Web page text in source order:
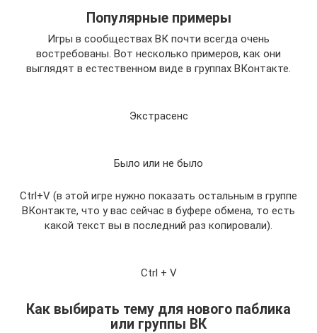
Популярные примеры
Игры в сообществах ВК почти всегда очень
востребованы. Вот несколько примеров, как они
выглядят в естественном виде в группах ВКонтакте.
Экстрасенс
Было или не было
Ctrl+V (в этой игре нужно показать остальным в группе
ВКонтакте, что у вас сейчас в буфере обмена, то есть
какой текст вы в последний раз копировали).
Ctrl + V
Как выбирать тему для нового паблика
или группы ВК